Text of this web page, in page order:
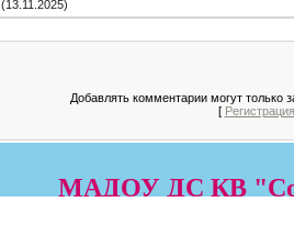
(13.11.2025)
Добавлять комментарии могут только
[ Регистрация
МАДОУ ДС КВ